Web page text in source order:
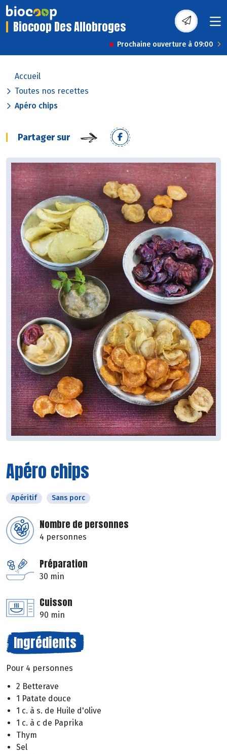
Biocoop Des Allobroges
Prochaine ouverture à 09:00
Accueil
Toutes nos recettes
Apéro chips
Partager sur
Apéro chips
Apéritif Sans porc
Nombre de personnes
4 personnes
Préparation
30 min
Cuisson
90 min
Ingrédients
Pour 4 personnes
2 Betterave
1 Patate douce
1 c. à s. de Huile d'olive
1 c. à c de Paprika
Thym
Sel